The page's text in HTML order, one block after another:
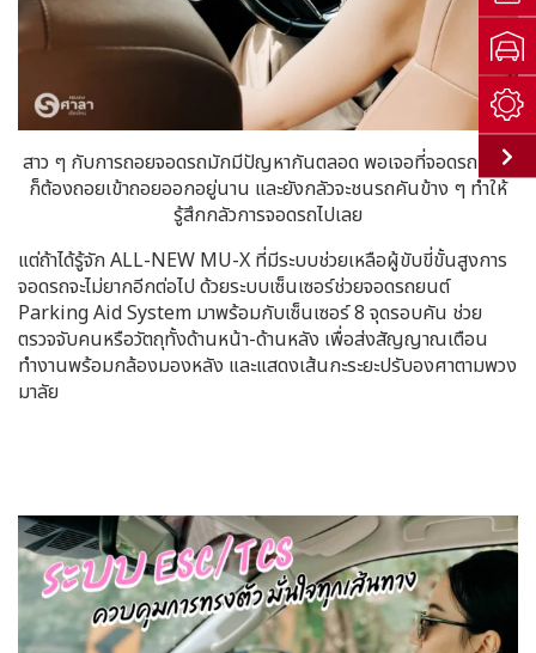
สาว ๆ กับการถอยจอดรถมักมีปัญหากันตลอด พอเจอที่จอดรถทีนึง
ก็ต้องถอยเข้าถอยออกอยู่นาน และยังกลัวจะชนรถคันข้าง ๆ ทำให้
รู้สึกกลัวการจอดรถไปเลย
แต่ถ้าได้รู้จัก ALL-NEW MU-X ที่มีระบบช่วยเหลือผู้ขับขี่ขั้นสูงการ
จอดรถจะไม่ยากอีกต่อไป ด้วยระบบเซ็นเซอร์ช่วยจอดรถยนต์
Parking Aid System มาพร้อมกับเซ็นเซอร์ 8 จุดรอบคัน ช่วย
ตรวจจับคนหรือวัตถุทั้งด้านหน้า-ด้านหลัง เพื่อส่งสัญญาณเตือน
ทำงานพร้อมกล้องมองหลัง และแสดงเส้นกะระยะปรับองศาตามพวง
มาลัย